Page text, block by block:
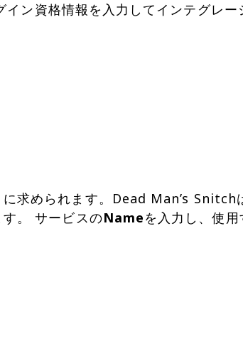
ン資格情報を入力してインテグレー
求められます。Dead Man’s Snitch
。 サービスのNameを入力し、使用